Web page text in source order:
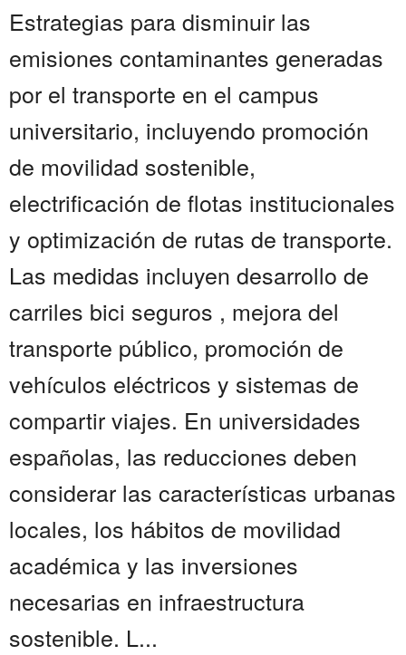
Estrategias para disminuir las
emisiones contaminantes generadas
por el transporte en el campus
universitario, incluyendo promoción
de movilidad sostenible,
electrificación de flotas institucionales
y optimización de rutas de transporte.
Las medidas incluyen desarrollo de
carriles bici seguros , mejora del
transporte público, promoción de
vehículos eléctricos y sistemas de
compartir viajes. En universidades
españolas, las reducciones deben
considerar las características urbanas
locales, los hábitos de movilidad
académica y las inversiones
necesarias en infraestructura
sostenible. L...